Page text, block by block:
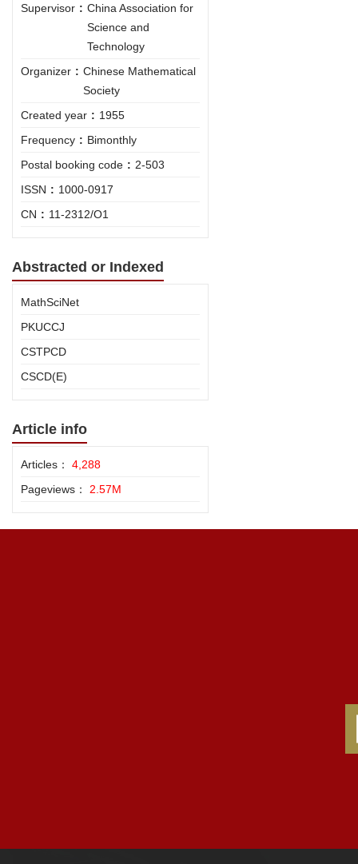
Supervisor : China Association for
Science and
Technology
Organizer : Chinese Mathematical
Society
Created year : 1955
Frequency : Bimonthly
Postal booking code : 2-503
ISSN : 1000-0917
CN : 11-2312/O1
Abstracted or Indexed
MathSciNet
PKUCCJ
CSTPCD
CSCD(E)
Article info
Articles： 4,288
Pageviews： 2.57M